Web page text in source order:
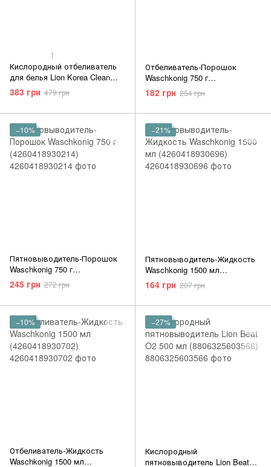
1
Кислородный отбеливатель
для белья Lion Korea Clean
Plus, 1.4 кг (8806325620105)
383 грн 479 грн
Отбеливатель-Порошок
Waschkonig 750 г
(4260418930207)
182 грн 254 грн
−10%
Пятновыводитель-Порошок
Waschkonig 750 г
(4260418930214)
245 грн 272 грн
−21%
Пятновыводитель-Жидкость
Waschkonig 1500 мл
(4260418930696)
164 грн 207 грн
−10%
Отбеливатель-Жидкость
Waschkonig 1500 мл
−27%
Кислородный
пятновыводитель Lion Beat